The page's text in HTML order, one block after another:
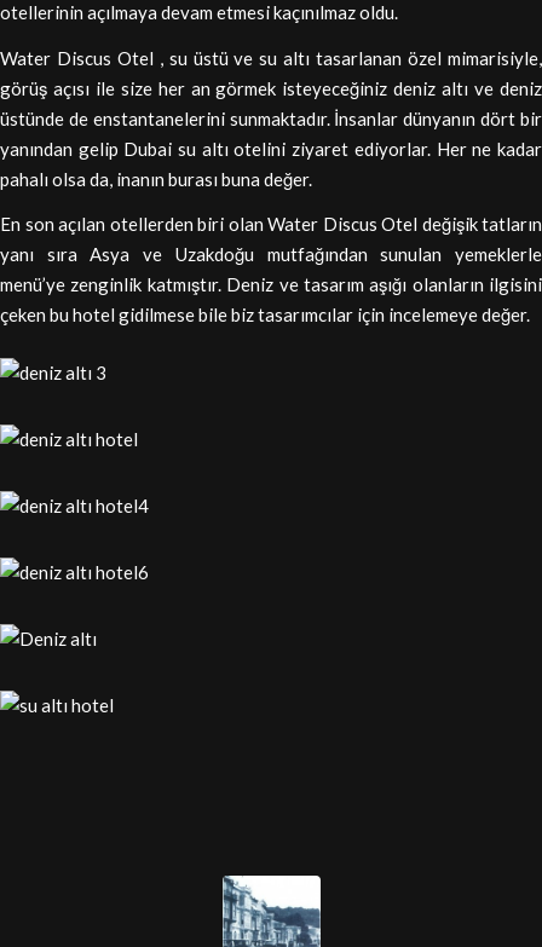
otellerinin açılmaya devam etmesi kaçınılmaz oldu.
Water Discus Otel , su üstü ve su altı tasarlanan özel mimarisiyle,
görüş açısı ile size her an görmek isteyeceğiniz deniz altı ve deniz
üstünde de enstantanelerini sunmaktadır. İnsanlar dünyanın dört bir
yanından gelip Dubai su altı otelini ziyaret ediyorlar. Her ne kadar
pahalı olsa da, inanın burası buna değer.
En son açılan otellerden biri olan Water Discus Otel değişik tatların
yanı sıra Asya ve Uzakdoğu mutfağından sunulan yemeklerle
menü’ye zenginlik katmıştır. Deniz ve tasarım aşığı olanların ilgisini
çeken bu hotel gidilmese bile biz tasarımcılar için incelemeye değer.